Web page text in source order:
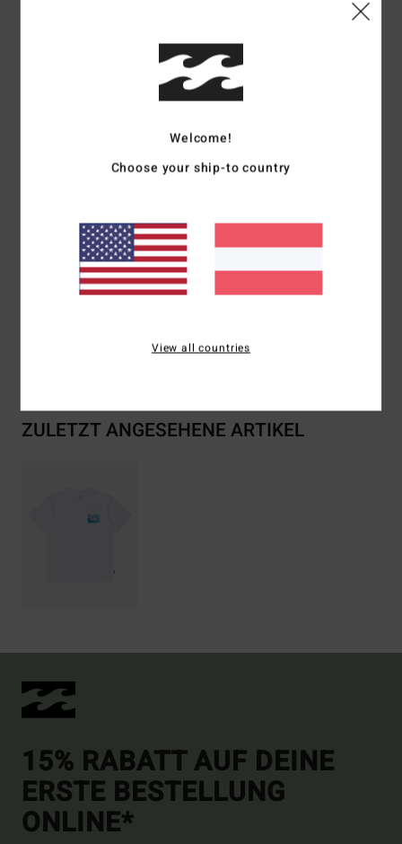
Bio-Baumwolle – schwer [210 g/m²]
Unsere OG-T-Shirts haben eine traditionellere Retro-
Ärmeln und einem breiteren Rippstrick-Kragen
Flaggenetikett an der Seitennaht und innenliegendes
Thermotransfer-Halsetikett
Zusammensetzung[Hauptstoff] 100 % Baumwolle
Versand & Rückversand
ZULETZT ANGESEHENE ARTIKEL
15% RABATT AUF DEINE
ERSTE BESTELLUNG
ONLINE*
Welcome!
Choose your ship-to country
View all countries